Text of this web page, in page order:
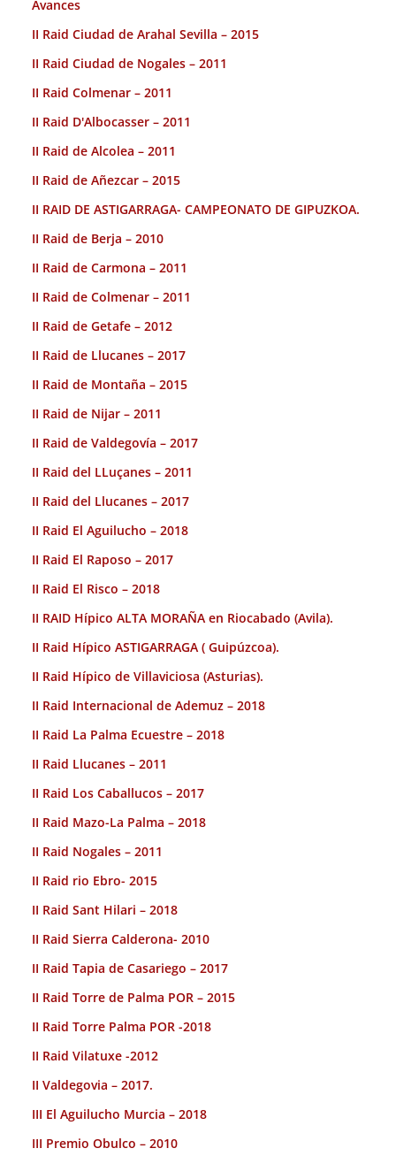
Avances
II Raid Ciudad de Arahal Sevilla – 2015
II Raid Ciudad de Nogales – 2011
II Raid Colmenar – 2011
II Raid D'Albocasser – 2011
II Raid de Alcolea – 2011
II Raid de Añezcar – 2015
II RAID DE ASTIGARRAGA- CAMPEONATO DE GIPUZKOA.
II Raid de Berja – 2010
II Raid de Carmona – 2011
II Raid de Colmenar – 2011
II Raid de Getafe – 2012
II Raid de Llucanes – 2017
II Raid de Montaña – 2015
II Raid de Nijar – 2011
II Raid de Valdegovía – 2017
II Raid del LLuçanes – 2011
II Raid del Llucanes – 2017
II Raid El Aguilucho – 2018
II Raid El Raposo – 2017
II Raid El Risco – 2018
II RAID Hípico ALTA MORAÑA en Riocabado (Avila).
II Raid Hípico ASTIGARRAGA ( Guipúzcoa).
II Raid Hípico de Villaviciosa (Asturias).
II Raid Internacional de Ademuz – 2018
II Raid La Palma Ecuestre – 2018
II Raid Llucanes – 2011
II Raid Los Caballucos – 2017
II Raid Mazo-La Palma – 2018
II Raid Nogales – 2011
II Raid rio Ebro- 2015
II Raid Sant Hilari – 2018
II Raid Sierra Calderona- 2010
II Raid Tapia de Casariego – 2017
II Raid Torre de Palma POR – 2015
II Raid Torre Palma POR -2018
II Raid Vilatuxe -2012
II Valdegovia – 2017.
III El Aguilucho Murcia – 2018
III Premio Obulco – 2010